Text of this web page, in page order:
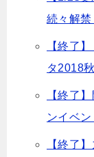
続々解禁
【終了
タ2018
【終了
ンイベ
【終了